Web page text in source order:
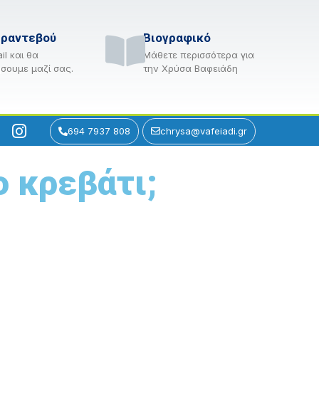
και θα
μαζί σας.
Βιογραφικό
Μάθετε περισσότερα για
την Χρύσα Βαφειάδη
694 7937 808 chrysa@vafeiadi.gr
κρεβάτι;